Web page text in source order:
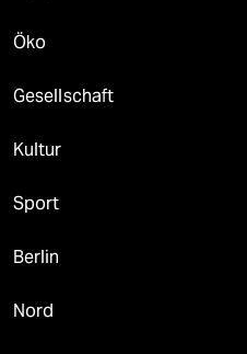
Öko
Gesellschaft
Kultur
Sport
Berlin
Nord